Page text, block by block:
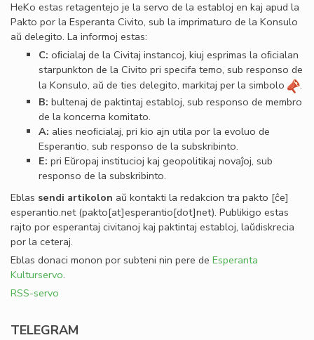
HeKo estas retagentejo je la servo de la establoj en kaj apud la
Pakto por la Esperanta Civito, sub la imprimaturo de la Konsulo
aŭ delegito. La informoj estas:
C: oﬁcialaj de la Civitaj instancoj, kiuj esprimas la oﬁcialan
starpunkton de la Civito pri specifa temo, sub responso de
la Konsulo, aŭ de ties delegito, markitaj per la simbolo
.
B: bultenaj de paktintaj establoj, sub responso de membro
de la koncerna komitato.
A: alies neoﬁcialaj, pri kio ajn utila por la evoluo de
Esperantio, sub responso de la subskribinto.
E: pri Eŭropaj institucioj kaj geopolitikaj novaĵoj, sub
responso de la subskribinto.
Eblas sendi artikolon aŭ kontakti la redakcion tra pakto [ĉe]
esperantio.net(pakto[at]esperantio[dot]net). Publikigo estas
rajto por esperantaj civitanoj kaj paktintaj establoj, laŭdiskrecia
por la ceteraj.
Eblas donaci monon por subteni nin pere de Esperanta
Kulturservo.
RSS-servo
TELEGRAM